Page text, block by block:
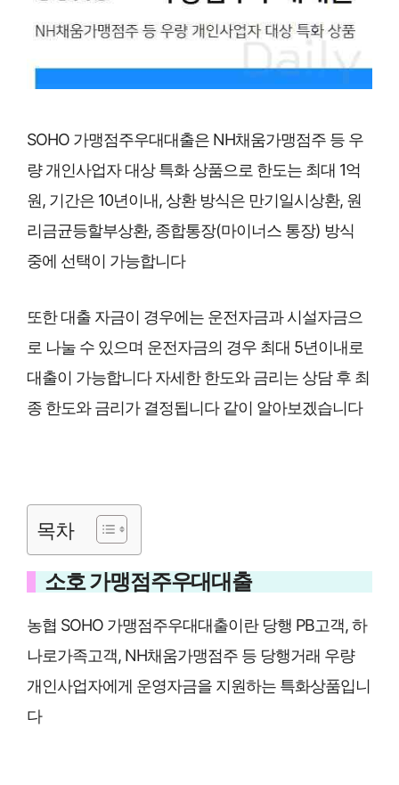
SOHO 가맹점주우대대출은 NH채움가맹점주 등 우
량 개인사업자 대상 특화 상품으로 한도는 최대 1억
원, 기간은 10년이내, 상환 방식은 만기일시상환, 원
리금균등할부상환, 종합통장(마이너스 통장) 방식
중에 선택이 가능합니다
또한 대출 자금이 경우에는 운전자금과 시설자금으
로 나눌 수 있으며 운전자금의 경우 최대 5년이내로
대출이 가능합니다 자세한 한도와 금리는 상담 후 최
종 한도와 금리가 결정됩니다 같이 알아보겠습니다
목차
소호 가맹점주우대대출
농협 SOHO 가맹점주우대대출이란 당행 PB고객, 하
나로가족고객, NH채움가맹점주 등 당행거래 우량
개인사업자에게 운영자금을 지원하는 특화상품입니
다